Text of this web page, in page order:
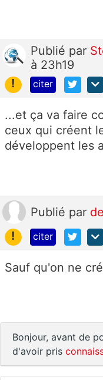
Publié par
à 23h19
!
citer
...et ça va faire
ceux qui créent
développent les
Publié par
!
citer
Sauf qu'on ne
Bonjour, avant de
d'avoir pris